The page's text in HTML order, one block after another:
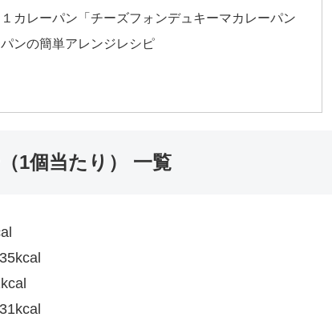
カレーパン「チーズフォンデュキーマカレーパン
ンの簡単アレンジレシピ
1個当たり） 一覧